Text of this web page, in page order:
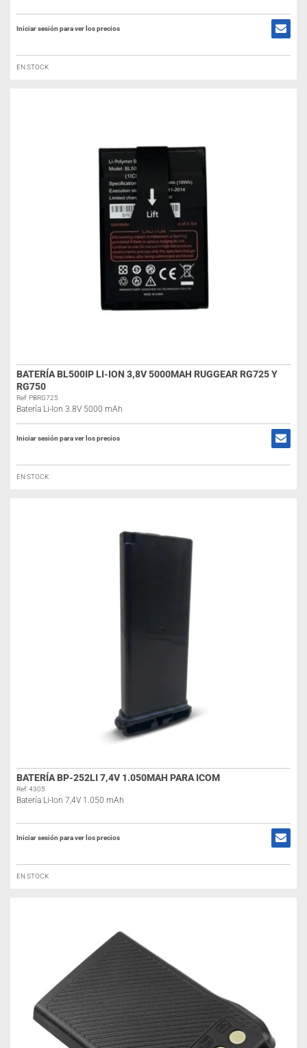
Iniciar sesión para ver los precios
EN STOCK
BATERÍA BL500IP LI-ION 3,8V 5000MAH RUGGEAR RG725 Y
RG750
Ref: PBRG725
Batería Li-Ion 3.8V 5000 mAh
Iniciar sesión para ver los precios
EN STOCK
BATERÍA BP-252LI 7,4V 1.050MAH PARA ICOM
Ref: 4305
Batería Li-Ion 7,4V 1.050 mAh
Iniciar sesión para ver los precios
EN STOCK